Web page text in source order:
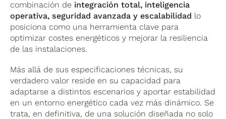
combinación de integración total, inteligencia
operativa, seguridad avanzada y escalabilidad lo
posiciona como una herramienta clave para
optimizar costes energéticos y mejorar la resiliencia
de las instalaciones.
Más allá de sus especificaciones técnicas, su
verdadero valor reside en su capacidad para
adaptarse a distintos escenarios y aportar estabilidad
en un entorno energético cada vez más dinámico. Se
trata, en definitiva, de una solución diseñada no solo